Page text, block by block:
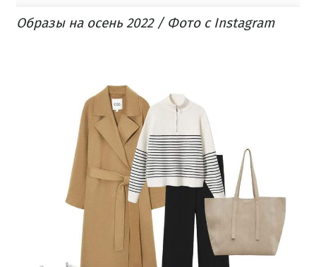
Образы на осень 2022 / Фото с Instagram